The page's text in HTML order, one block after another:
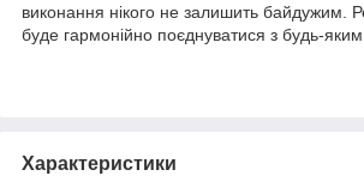
виконання нікого не залишить байдужим.
буде гармонійно поєднуватися з будь-
Характеристики